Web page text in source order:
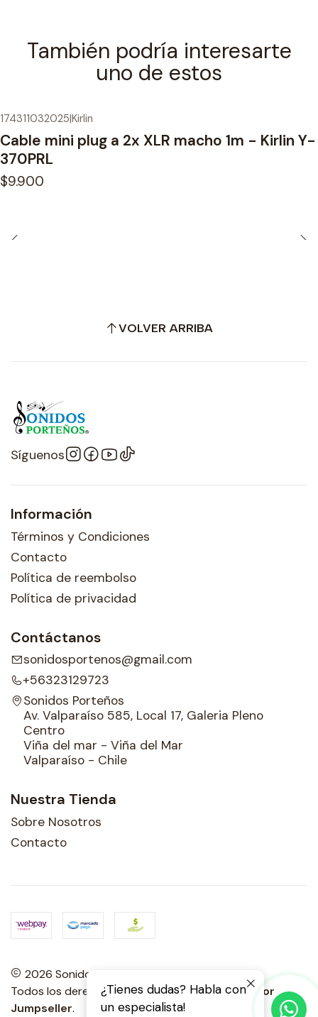
También podría interesarte
uno de estos
174311032025|Kirlin
Cable mini plug a 2x XLR macho 1m - Kirlin Y-
370PRL
$9.900
VOLVER ARRIBA
Síguenos
Información
Términos y Condiciones
Contacto
Política de reembolso
Política de privacidad
Contáctanos
sonidosportenos@gmail.com
+56323129723
Sonidos Porteños
Av. Valparaíso 585, Local 17, Galeria Pleno
Centro
Viña del mar - Viña del Mar
Valparaíso - Chile
Nuestra Tienda
Sobre Nosotros
Contacto
2026 Sonidos Porteños.
Todos los derechos reservados.Desarrollado por
Jumpseller.
¿Tienes dudas? Habla con
un especialista!